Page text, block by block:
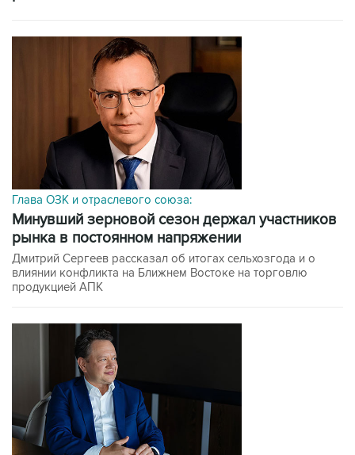
Глава ОЗК и отраслевого союза:
минувший зерновой сезон держал участников
рынка в постоянном напряжении
Дмитрий Сергеев рассказал об итогах сельхозгода и о
влиянии конфликта на Ближнем Востоке на торговлю
продукцией АПК